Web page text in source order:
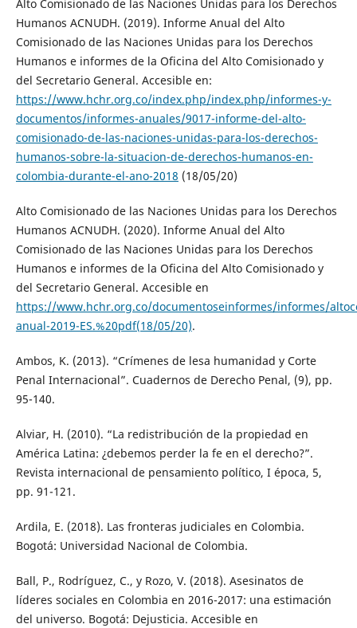
Alto Comisionado de las Naciones Unidas para los Derechos
Humanos ACNUDH. (2019). Informe Anual del Alto
Comisionado de las Naciones Unidas para los Derechos
Humanos e informes de la Oficina del Alto Comisionado y
del Secretario General. Accesible en:
https://www.hchr.org.co/index.php/index.php/informes-y-
documentos/informes-anuales/9017-informe-del-alto-
comisionado-de-las-naciones-unidas-para-los-derechos-
humanos-sobre-la-situacion-de-derechos-humanos-en-
colombia-durante-el-ano-2018 (18/05/20)
Alto Comisionado de las Naciones Unidas para los Derechos
Humanos ACNUDH. (2020). Informe Anual del Alto
Comisionado de las Naciones Unidas para los Derechos
Humanos e informes de la Oficina del Alto Comisionado y
del Secretario General. Accesible en
https://www.hchr.org.co/documentoseinformes/informes/
anual-2019-ES.%20pdf(18/05/20).
Ambos, K. (2013). “Crímenes de lesa humanidad y Corte
Penal Internacional”. Cuadernos de Derecho Penal, (9), pp.
95-140.
Alviar, H. (2010). “La redistribución de la propiedad en
América Latina: ¿debemos perder la fe en el derecho?”.
Revista internacional de pensamiento político, I época, 5,
pp. 91-121.
Ardila, E. (2018). Las fronteras judiciales en Colombia.
Bogotá: Universidad Nacional de Colombia.
Ball, P., Rodríguez, C., y Rozo, V. (2018). Asesinatos de
líderes sociales en Colombia en 2016-2017: una estimación
del universo. Bogotá: Dejusticia. Accesible en